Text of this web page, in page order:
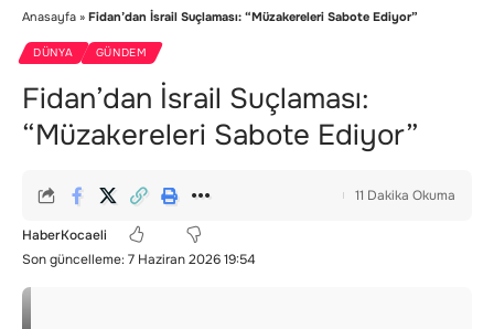
Anasayfa » Fidan’dan İsrail Suçlaması: “Müzakereleri Sabote Ediyor”
DÜNYA GÜNDEM
Fidan’dan İsrail Suçlaması:
“Müzakereleri Sabote Ediyor”
Son güncelleme: 7 Haziran 2026 19:54
HaberKocaeli
11 Dakika Okuma